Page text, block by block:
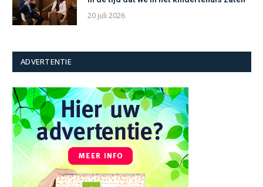
20 juli 2026
ADVERTENTIE